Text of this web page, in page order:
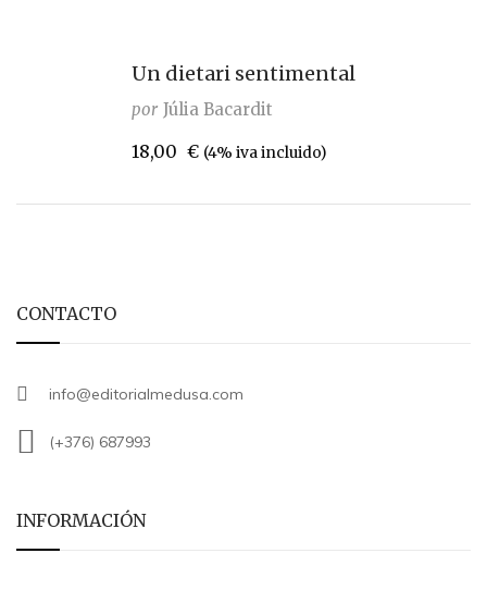
Un dietari sentimental
por Júlia Bacardit
18,00 € (4% iva incluido)
CONTACTO
info@editorialmedusa.com
(+376) 687993
INFORMACIÓN